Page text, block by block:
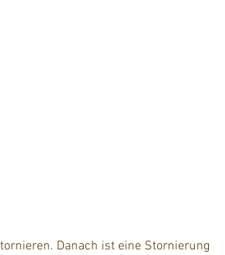
Danach ist eine Stornierung